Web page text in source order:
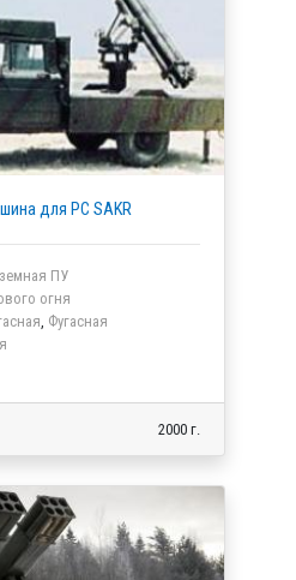
для РС SAKR
ПУ
огня
Фугасная
2000 г.